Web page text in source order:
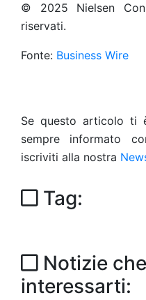
© 2025 Nielsen
riservati.
Fonte: Business Wire
Se questo articolo ti
sempre informato
iscriviti alla nostra
Tag:
Notizie
interessarti: